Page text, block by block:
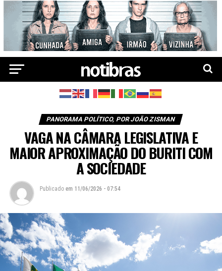
PANORAMA POLÍTICO, POR JOÃO ZISMAN
VAGA NA CÂMARA LEGISLATIVA E
MAIOR APROXIMAÇÃO DO BURITI COM
A SOCIEDADE
Publicado em 11/06/2026 - 07:54